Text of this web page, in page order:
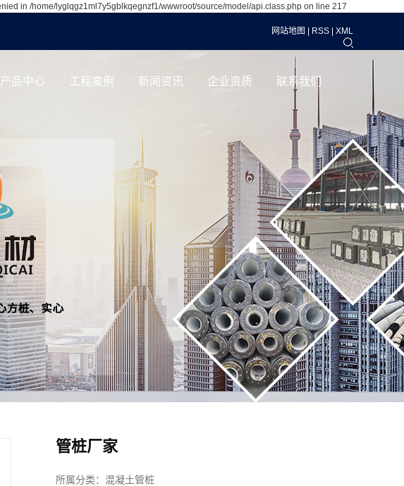
in /home/lyglqgz1ml7y5gblkqegnzf1/wwwroot/source/model/api.class.php on line 217
网站地图 RSS XML
产品中心 工程案例 新闻资讯 企业资质 联系我们
管桩厂家
所属分类： 混凝土管桩